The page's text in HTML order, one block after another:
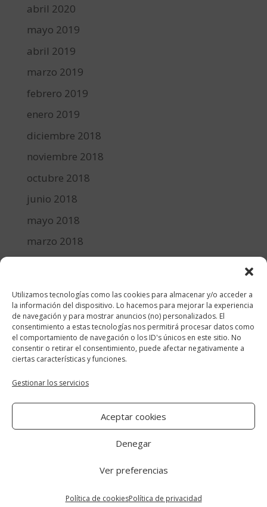
Utilizamos tecnologías como las cookies para almacenar y/o acceder a
la información del dispositivo. Lo hacemos para mejorar la experiencia
de navegación y para mostrar anuncios (no) personalizados. El
consentimiento a estas tecnologías nos permitirá procesar datos como
el comportamiento de navegación o los ID's únicos en este sitio. No
consentir o retirar el consentimiento, puede afectar negativamente a
ciertas características y funciones.
Gestionar los servicios
Aceptar cookies
Denegar
Ver preferencias
Política de cookiesPolítica de privacidad
abril 2020
mayo 2019
abril 2019
marzo 2019
febrero 2019
enero 2019
diciembre 2018
noviembre 2018
octubre 2018
junio 2018
mayo 2018
marzo 2018
diciembre 2017
Categorías
cocina y recetas
general
lifestyle
manualidades-diy
de privacidad